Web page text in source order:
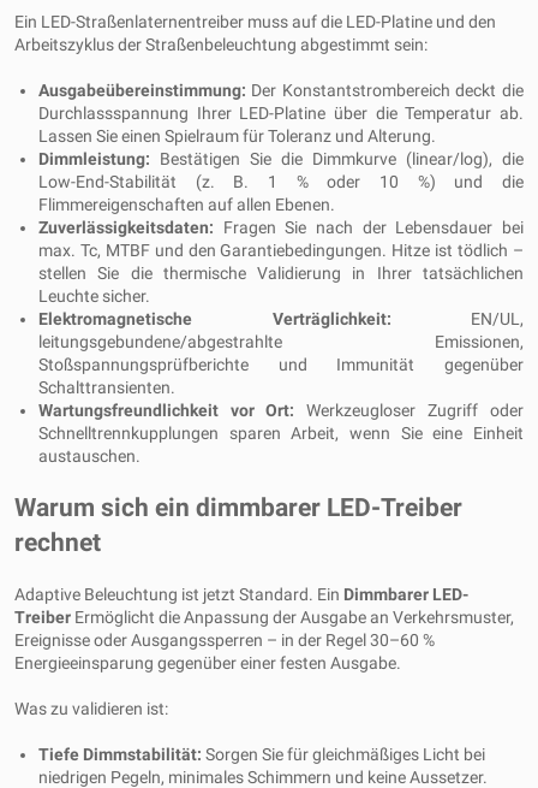
Ein LED-Straßenlaternentreiber muss auf die LED-Platine und den
Arbeitszyklus der Straßenbeleuchtung abgestimmt sein:
Ausgabeübereinstimmung: Der Konstantstrombereich deckt die
Durchlassspannung Ihrer LED-Platine über die Temperatur ab.
Lassen Sie einen Spielraum für Toleranz und Alterung.
Dimmleistung: Bestätigen Sie die Dimmkurve (linear/log), die
Low-End-Stabilität (z. B. 1 % oder 10 %) und die
Flimmereigenschaften auf allen Ebenen.
Zuverlässigkeitsdaten: Fragen Sie nach der Lebensdauer bei
max. Tc, MTBF und den Garantiebedingungen. Hitze ist tödlich –
stellen Sie die thermische Validierung in Ihrer tatsächlichen
Leuchte sicher.
Elektromagnetische Verträglichkeit: EN/UL,
leitungsgebundene/abgestrahlte Emissionen,
Stoßspannungsprüfberichte und Immunität gegenüber
Schalttransienten.
Wartungsfreundlichkeit vor Ort: Werkzeugloser Zugriff oder
Schnelltrennkupplungen sparen Arbeit, wenn Sie eine Einheit
austauschen.
Warum sich ein dimmbarer LED-Treiber
rechnet
Adaptive Beleuchtung ist jetzt Standard. Ein Dimmbarer LED-
Treiber Ermöglicht die Anpassung der Ausgabe an Verkehrsmuster,
Ereignisse oder Ausgangssperren – in der Regel 30–60 %
Energieeinsparung gegenüber einer festen Ausgabe.
Was zu validieren ist:
Tiefe Dimmstabilität: Sorgen Sie für gleichmäßiges Licht bei
niedrigen Pegeln, minimales Schimmern und keine Aussetzer.